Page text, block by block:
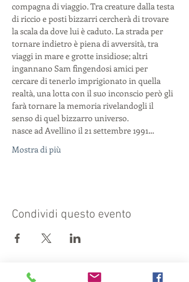
compagna di viaggio. Tra creature dalla testa
di riccio e posti bizzarri cercherà di trovare
la scala da dove lui è caduto. La strada per
tornare indietro è piena di avversità, tra
viaggi in mare e grotte insidiose; altri
ingannano Sam fingendosi amici per
cercare di tenerlo imprigionato in quella
realtà, una lotta con il suo inconscio però gli
farà tornare la memoria rivelandogli il
senso di quel bizzarro universo.
nasce ad Avellino il 21 settembre 1991…
Mostra di più
Condividi questo evento